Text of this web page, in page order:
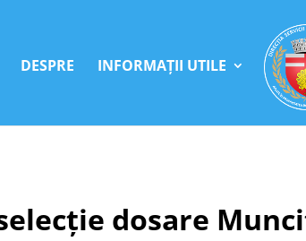
DESPRE INFORMAȚII UTILE
dosare